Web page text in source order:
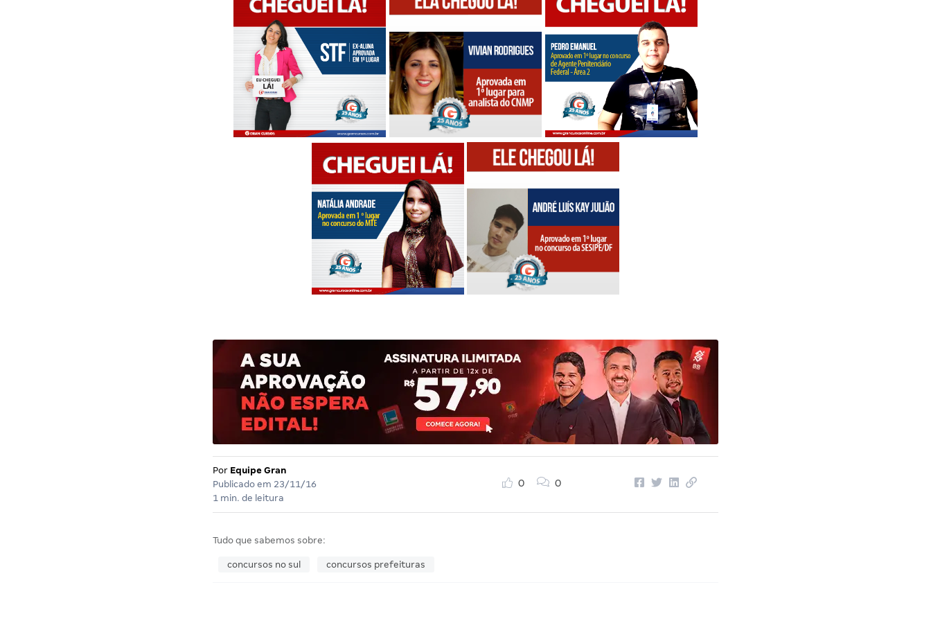
Por Equipe Gran
Publicado em 23/11/16
1 min. de leitura
0 0
Tudo que sabemos sobre:
concursos no sul concursos prefeituras